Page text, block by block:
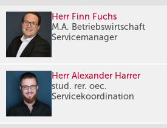
Herr Finn Fuchs
M.A. Betriebswirtschaft
Servicemanager
Herr Alexander Harrer
stud. rer. oec.
Servicekoordination